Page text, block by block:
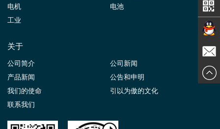
电机
电池
工业
关于
公司简介
公司新闻
产品新闻
公告和申明
我们的使命
引以为傲的文化
联系我们
在线交
谈
发送邮